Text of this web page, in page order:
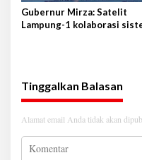
Gubernur Mirza: Satelit
Lampung-1 kolaborasi
Tinggalkan Balasan
Alamat email Anda tidak akan